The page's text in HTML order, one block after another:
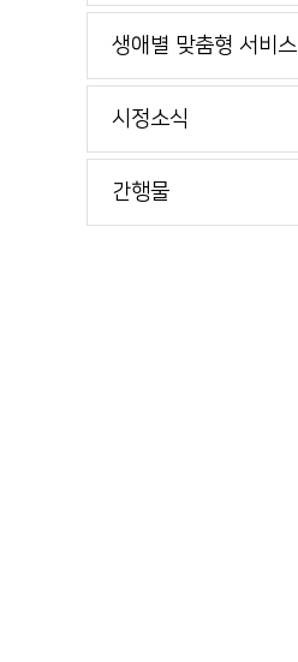
생애별 맞춤형 서비스
시정소식
간행물